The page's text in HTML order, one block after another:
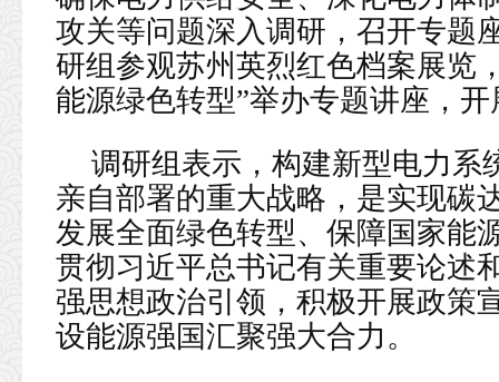
攻关等问题深入调研，召开专题
研组参观苏州英烈红色档案展览
能源绿色转型”举办专题讲座，
调研组表示，构建新型电力系
亲自部署的重大战略，是实现碳
发展全面绿色转型、保障国家能
贯彻习近平总书记有关重要论述
强思想政治引领，积极开展政策
设能源强国汇聚强大合力。